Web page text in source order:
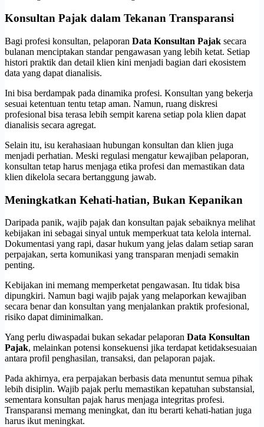
Konsultan Pajak dalam Tekanan Transparansi
Bagi profesi konsultan, pelaporan Data Konsultan Pajak secara
bulanan menciptakan standar pengawasan yang lebih ketat. Setiap
histori praktik dan detail klien kini menjadi bagian dari ekosistem
data yang dapat dianalisis.
Ini bisa berdampak pada dinamika profesi. Konsultan yang bekerja
sesuai ketentuan tentu tetap aman. Namun, ruang diskresi
profesional bisa terasa lebih sempit karena setiap pola klien dapat
dianalisis secara agregat.
Selain itu, isu kerahasiaan hubungan konsultan dan klien juga
menjadi perhatian. Meski regulasi mengatur kewajiban pelaporan,
konsultan tetap harus menjaga etika profesi dan memastikan data
klien dikelola secara bertanggung jawab.
Meningkatkan Kehati-hatian, Bukan Kepanikan
Daripada panik, wajib pajak dan konsultan pajak sebaiknya melihat
kebijakan ini sebagai sinyal untuk memperkuat tata kelola internal.
Dokumentasi yang rapi, dasar hukum yang jelas dalam setiap saran
perpajakan, serta komunikasi yang transparan menjadi semakin
penting.
Kebijakan ini memang memperketat pengawasan. Itu tidak bisa
dipungkiri. Namun bagi wajib pajak yang melaporkan kewajiban
secara benar dan konsultan yang menjalankan praktik profesional,
risiko dapat diminimalkan.
Yang perlu diwaspadai bukan sekadar pelaporan Data Konsultan
Pajak, melainkan potensi konsekuensi jika terdapat ketidaksesuaian
antara profil penghasilan, transaksi, dan pelaporan pajak.
Pada akhirnya, era perpajakan berbasis data menuntut semua pihak
lebih disiplin. Wajib pajak perlu memastikan kepatuhan substansial,
sementara konsultan pajak harus menjaga integritas profesi.
Transparansi memang meningkat, dan itu berarti kehati-hatian juga
harus ikut meningkat.